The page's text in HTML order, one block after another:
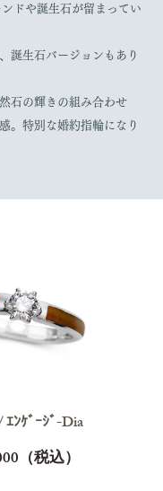
ドや誕生石が留まってい
誕生石バージョンもあり
石の輝きの組み合わせ
。特別な婚約指輪になり
ｴﾝｹﾞｰｼﾞ-Dia
（税込）